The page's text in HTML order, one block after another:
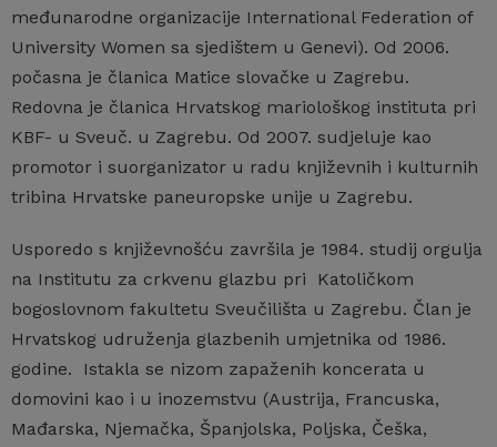
međunarodne organizacije International Federation of
University Women sa sjedištem u Genevi). Od 2006.
počasna je članica Matice slovačke u Zagrebu.
Redovna je članica Hrvatskog mariološkog instituta pri
KBF- u Sveuč. u Zagrebu. Od 2007. sudjeluje kao
promotor i suorganizator u radu književnih i kulturnih
tribina Hrvatske paneuropske unije u Zagrebu.
Usporedo s književnošću završila je 1984. studij orgulja
na Institutu za crkvenu glazbu pri Katoličkom
bogoslovnom fakultetu Sveučilišta u Zagrebu. Član je
Hrvatskog udruženja glazbenih umjetnika od 1986.
godine. Istakla se nizom zapaženih koncerata u
domovini kao i u inozemstvu (Austrija, Francuska,
Mađarska, Njemačka, Španjolska, Poljska, Češka,